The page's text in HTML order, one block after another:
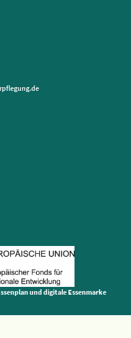
und digitale Essenmarke